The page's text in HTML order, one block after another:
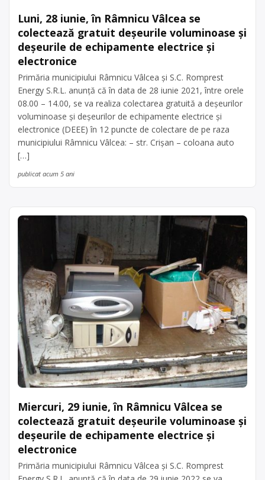
Luni, 28 iunie, în Râmnicu Vâlcea se
colectează gratuit deşeurile voluminoase şi
deşeurile de echipamente electrice şi
electronice
Primăria municipiului Râmnicu Vâlcea şi S.C. Romprest
Energy S.R.L. anunţă că în data de 28 iunie 2021, între orele
08.00 – 14.00, se va realiza colectarea gratuită a deşeurilor
voluminoase şi deşeurilor de echipamente electrice şi
electronice (DEEE) în 12 puncte de colectare de pe raza
municipiului Râmnicu Vâlcea: – str. Crişan – coloana auto
[…]
publicat acum 5 ani
Miercuri, 29 iunie, în Râmnicu Vâlcea se
colectează gratuit deşeurile voluminoase şi
deşeurile de echipamente electrice şi
electronice
Primăria municipiului Râmnicu Vâlcea şi S.C. Romprest